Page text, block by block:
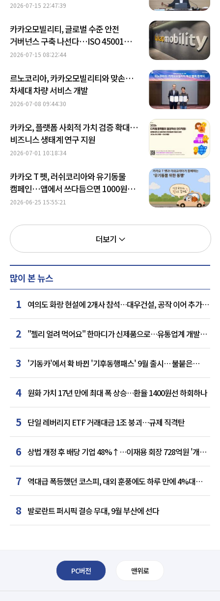
2026-07-15 22:47:39
카카오모빌리티, 글로벌 수준 안전
거버넌스 구축 나선다…ISO 45001
획득
2026-07-15 08:22:44
르노코리아, 카카오모빌리티와 맞손…
차세대 차량 서비스 개발
2026-07-08 09:44:30
카카오, 플랫폼 사회적 가치 검증 확대…
비즈니스 생태계 연구 지원
2026-07-01 10:18:34
카카오 T 펫, 러쉬코리아와 유기동물
캠페인…앱에서 쓰다듬으면 1000원
기부
2026-06-25 15:55:21
더보기
많이 본 뉴스
1 여의도 화랑 현설에 2개사 참석…대우건설, 공작 이어 추가
거점 확보하나
2 "젤리 얼려 먹어요" 한마디가 신제품으로…유통업계 개발실
된 SNS
3
'기동카'에서 확 바뀐 '기후동행패스' 9월 출시… 불붙은
카드사 경쟁
4 원화 가치 17년 만에 최대 폭 상승…환율 1400원선 하회하나
5 단일 레버리지 ETF 거래대금 1조 붕괴…규제 직격탄
6 상법 개정 후 배당 기업 48%↑…이재용 회장 728억원 '개인
최다'
7 역대급 폭등했던 코스피, 대외 훈풍에도 하루 만에 4%대
급락
8 발로란트 퍼시픽 결승 무대, 9월 부산에 선다
PC버전 맨위로